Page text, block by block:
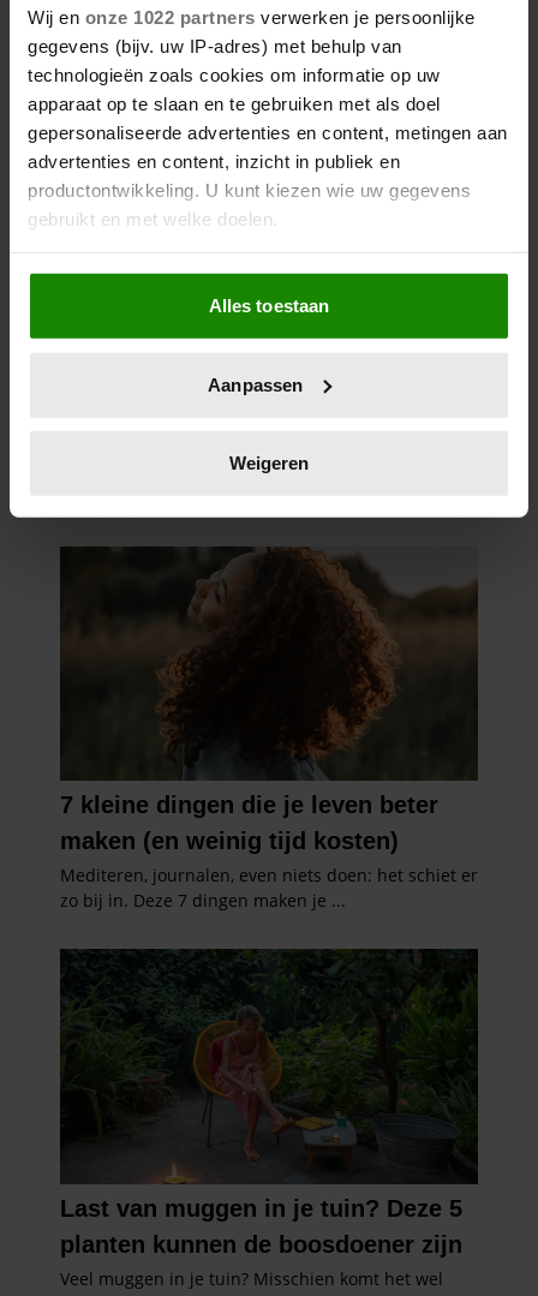
Wij en onze 1022 partners verwerken je persoonlijke
gegevens (bijv. uw IP-adres) met behulp van
technologieën zoals cookies om informatie op uw
apparaat op te slaan en te gebruiken met als doel
gepersonaliseerde advertenties en content, metingen aan
advertenties en content, inzicht in publiek en
productontwikkeling. U kunt kiezen wie uw gegevens
gebruikt en met welke doelen.
Als u het toestaat, willen we ook graag:
Informatie verzamelen over uw geografische
locatie, die tot een paar meter nauwkeurig kan zijn
scannen op specifieke eigenschappen (fingerprinting)
verwerkt en stel uw voorkeuren in het
intrekken in de Cookieverklaring.
We gebruiken cookies om content en advertenties te
personaliseren, om functies voor social media te bieden
en om ons websiteverkeer te analyseren. Ook delen we
informatie over uw gebruik van onze site met onze
partners voor social media, adverteren en analyse. Deze
partners kunnen deze gegevens combineren met andere
informatie die u aan ze heeft verstrekt of die ze hebben
verzameld op basis van uw gebruik van hun services. U
gaat akkoord met onze cookies als u onze website blijft
gebruiken.
Alles toestaan
Aanpassen
Weigeren
Kun jij moeilijk dingen
weggooien? Dit is waarom